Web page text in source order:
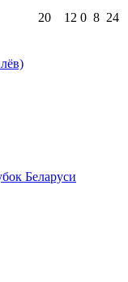
20 12 0 8 24
Беларуси